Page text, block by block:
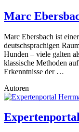
Marc
Marc Ebersbach ist
deutschsprachigen
Hunden – viele galten
klassische Methoden
Erkenntnisse der …
Autoren